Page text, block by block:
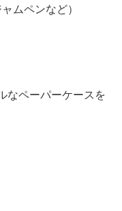
ムペンなど）
なペーパーケースを